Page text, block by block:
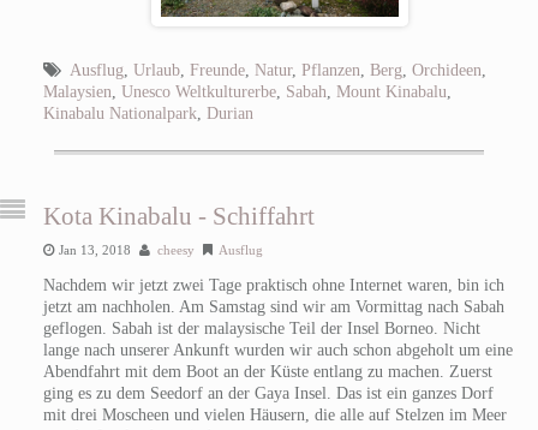
Ausflug Urlaub, Freunde, Natur, Pflanzen Berg Orchideen
Malaysien Unesco Weltkulturerbe, Sabah Mount Kinabalu
Kinabalu Nationalpark Durian
Kota Kinabalu - Schiffahrt
Jan 13, 2018 cheesy Ausflug
Nachdem wir jetzt zwei Tage praktisch ohne Internet waren, bin ich
jetzt am nachholen. Am Samstag sind wir am Vormittag nach Sabah
geflogen. Sabah ist der malaysische Teil der Insel Borneo. Nicht
lange nach unserer Ankunft wurden wir auch schon abgeholt um eine
Abendfahrt mit dem Boot an der Küste entlang zu machen. Zuerst
ging es zu dem Seedorf an der Gaya Insel. Das ist ein ganzes Dorf
mit drei Moscheen und vielen Häusern, die alle auf Stelzen im Meer